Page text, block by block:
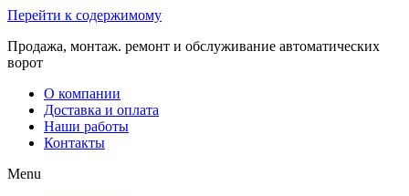
Перейти к содержимому
Продажа, монтаж. ремонт и обслуживание автоматических
ворот
О компании
Доставка и оплата
Наши работы
Контакты
Menu